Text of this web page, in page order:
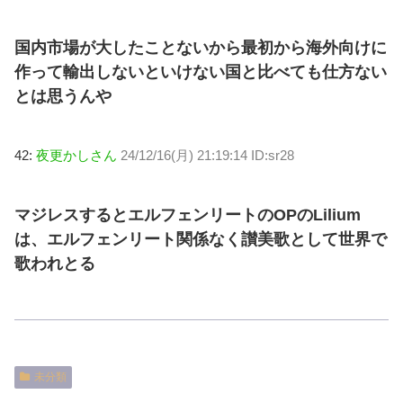
国内市場が大したことないから最初から海外向けに
作って輸出しないといけない国と比べても仕方ない
とは思うんや
42: 夜更かしさん 24/12/16(月) 21:19:14 ID:sr28
マジレスするとエルフェンリートのOPのLilium
は、エルフェンリート関係なく讃美歌として世界で
歌われとる
未分類